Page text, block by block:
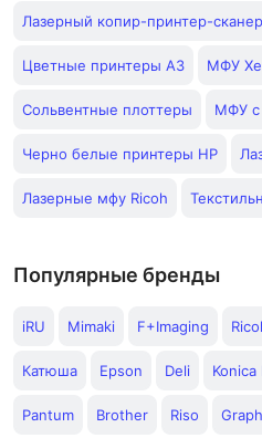
Лазерный копир-принтер-сканер
Цветные принтеры А3 МФУ
Сольвентные плоттеры МФУ с
Черно белые принтеры HP
Лазерные мфу Ricoh
Популярные бренды
iRU Mimaki F+Imaging
Катюша Epson Deli
Pantum Brother Riso